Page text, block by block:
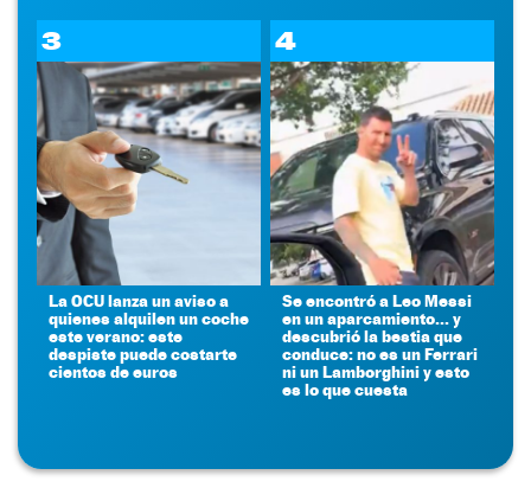
3
La OCU lanza un aviso a
quienes alquilen un coche
este verano: este
despiste puede costarte
cientos de euros
4
Se encontró a Leo Messi
en un aparcamiento... y
descubrió la bestia que
conduce: no es un Ferrari
ni un Lamborghini y esto
es lo que cuesta